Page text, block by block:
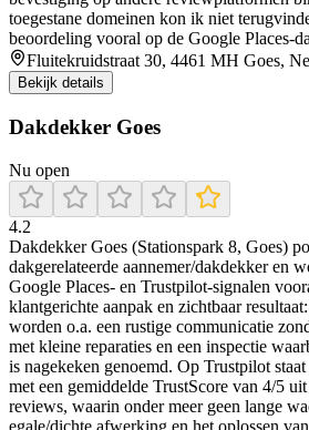
toegestane domeinen kon ik niet
beoordeling vooral op de Google Places-
Fluitekruidstraat 30, 4461 MH Goes,
Bekijk details
Dakdekker Goes
Nu open
4.2
Dakdekker Goes (Stationspark 8, Goes)
dakgerelateerde aannemer/dakdekker en
Google Places- en Trustpilot-signalen
klantgerichte aanpak en zichtbaar
worden o.a. een rustige communicatie
met kleine reparaties en een inspectie
is nagekeken genoemd. Op Trustpilot
met een gemiddelde TrustScore van 4/5
reviews, waarin onder meer geen lange
egale/dichte afwerking en het oplossen